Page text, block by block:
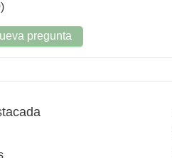
pregunta